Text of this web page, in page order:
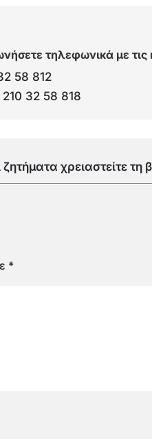
τηλεφωνικά με τις
58 812
210 32 58 818
χρειαστείτε τη
*